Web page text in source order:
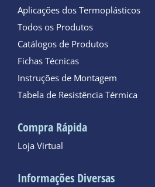
Aplicações dos Termoplásticos
Todos os Produtos
Catálogos de Produtos
Fichas Técnicas
Instruções de Montagem
Tabela de Resistência Térmica
Compra Rápida
Loja Virtual
Informações Diversas